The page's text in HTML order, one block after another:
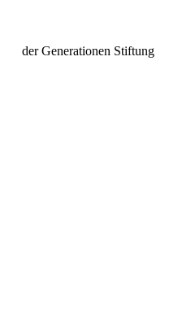
der Generationen Stiftung